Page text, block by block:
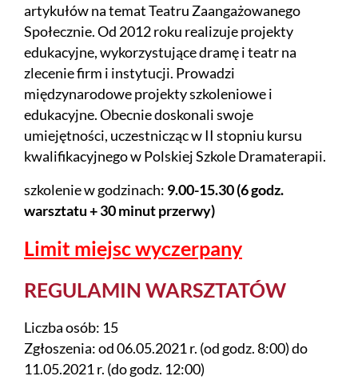
artykułów na temat Teatru Zaangażowanego
Społecznie. Od 2012 roku realizuje projekty
edukacyjne, wykorzystujące dramę i teatr na
zlecenie firm i instytucji. Prowadzi
międzynarodowe projekty szkoleniowe i
edukacyjne. Obecnie doskonali swoje
umiejętności, uczestnicząc w II stopniu kursu
kwalifikacyjnego w Polskiej Szkole Dramaterapii.
szkolenie w godzinach: 9.00-15.30 (6 godz.
warsztatu + 30 minut przerwy)
Limit miejsc wyczerpany
REGULAMIN WARSZTATÓW
Liczba osób: 15
Zgłoszenia: od 06.05.2021 r. (od godz. 8:00) do
11.05.2021 r. (do godz. 12:00)